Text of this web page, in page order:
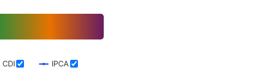
CDI IPCA